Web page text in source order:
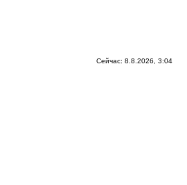
Сейчас: 8.8.2026, 3:04